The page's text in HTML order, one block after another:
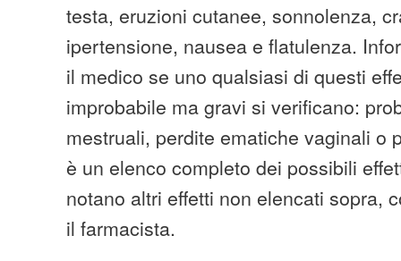
testa, eruzioni cutanee, sonnolenza,
ipertensione, nausea e flatulenza.
il medico se uno qualsiasi di questi
improbabile ma gravi si verificano:
mestruali, perdite ematiche vaginali o
è un elenco completo dei possibili
notano altri effetti non elencati sopra,
il farmacista.